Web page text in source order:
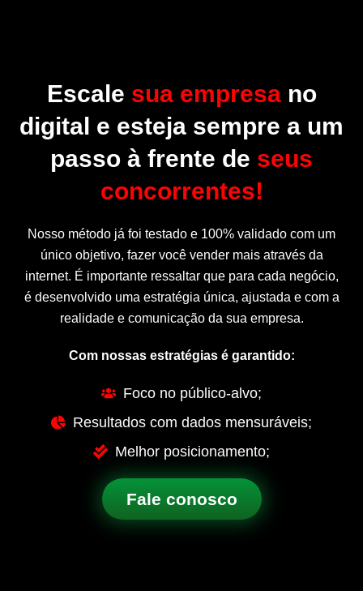
Escale sua empresano
digital e esteja sempre a um
passo à frente de seus
concorrentes!
Nosso método já foi testado e 100% validado com um
único objetivo, fazer você vender mais através da
internet. É importante ressaltar que para cada negócio,
é desenvolvido uma estratégia única, ajustada e com a
realidade e comunicação da sua empresa.
Com nossas estratégias é garantido:
Foco no público-alvo;
Resultados com dados mensuráveis;
Melhor posicionamento;
Fale conosco